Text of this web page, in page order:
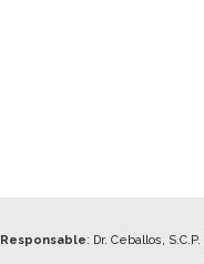
: Dr. Ceballos, S.C.P. |